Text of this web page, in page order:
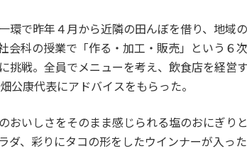
環で昨年４月から近隣の田んぼを借り、地域
科の授業で「作る・加工・販売」という６
挑戦。全員でメニューを考え、飲食店を経営
公康代表にアドバイスをもらった。
おいしさをそのまま感じられる塩のおにぎり
ダ、彩りにタコの形をしたウインナーが入っ